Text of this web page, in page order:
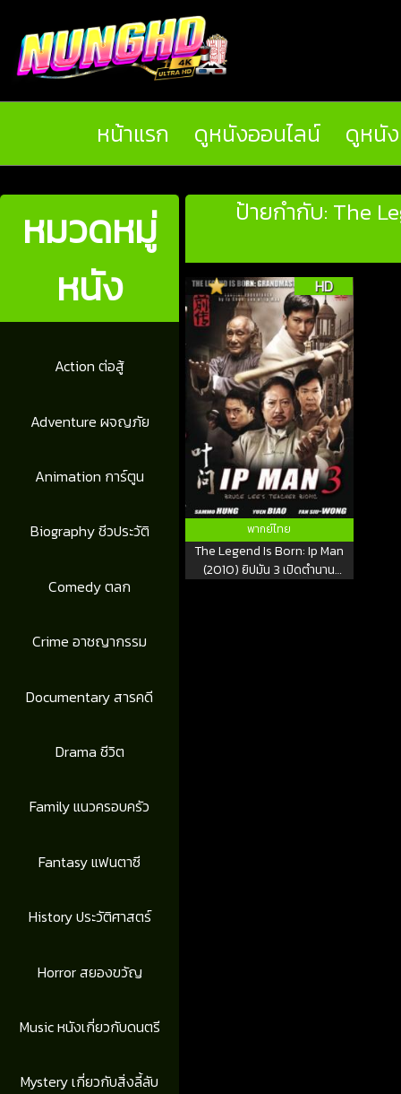
หน้าแรก ดูหนังออนไลน์ ดูหนั
หมวดหมู่
หนัง
Action ต่อสู้
Adventure ผจญภัย
Animation การ์ตูน
Biography ชีวประวัติ
Comedy ตลก
Crime อาชญากรรม
Documentary สารคดี
Drama ชีวิต
Family แนวครอบครัว
Fantasy แฟนตาซี
History ประวัติศาสตร์
Horror สยองขวัญ
Music หนังเกี่ยวกับดนตรี
Mystery เกี่ยวกับสิ่งลี้ลับ
ป้ายกำกับ: The
HD
พากย์ไทย
The Legend Is Born: Ip Man
(2010) ยิปมัน 3 เปิดตำนาน